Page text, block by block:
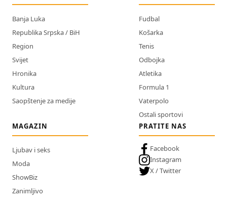
Banja Luka
Republika Srpska / BiH
Region
Svijet
Hronika
Kultura
Saopštenje za medije
Fudbal
Košarka
Tenis
Odbojka
Atletika
Formula 1
Vaterpolo
Ostali sportovi
MAGAZIN
Ljubav i seks
Moda
ShowBiz
Zanimljivo
PRATITE NAS
Facebook
Instagram
X / Twitter